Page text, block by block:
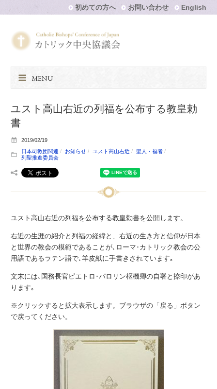
初めての方へ お問い合わせ English
MENU
ユスト高山右近の列福を公布する教皇勅
書
2019/02/19
日本司教団関連
お知らせ ユスト高山右近
聖人・福者
列聖推進委員会
ユスト高山右近の列福を公布する教皇勅書を公開します。
右近の生涯の紹介と列福の経緯と、右近の生き方と信仰が日本
と世界の教会の模範であることが､ローマ･カトリック教会の公
用語であるラテン語で､羊皮紙に手書きされています｡
文末には､国務長官ピエトロ･パロリン枢機卿の自署と捺印があ
ります｡
※クリックすると拡大表示します。ブラウザの「戻る」ボタン
で戻ってください。